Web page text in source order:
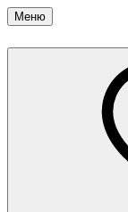
Меню